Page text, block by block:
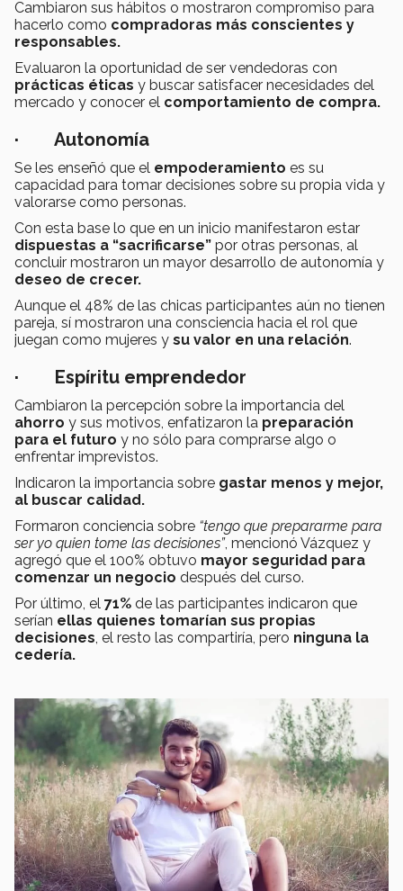
Cambiaron sus hábitos o mostraron compromiso para
hacerlo como compradoras más conscientes y
responsables.
Evaluaron la oportunidad de ser vendedoras con
prácticas éticas y buscar satisfacer necesidades del
mercado y conocer el comportamiento de compra.
· Autonomía
Se les enseñó que el empoderamiento es su
capacidad para tomar decisiones sobre su propia vida y
valorarse como personas.
Con esta base lo que en un inicio manifestaron estar
dispuestas a “sacrificarse” por otras personas, al
concluir mostraron un mayor desarrollo de autonomía y
deseo de crecer.
Aunque el 48% de las chicas participantes aún no tienen
pareja, sí mostraron una consciencia hacia el rol que
juegan como mujeres y su valor en una relación.
· Espíritu emprendedor
Cambiaron la percepción sobre la importancia del
ahorro y sus motivos, enfatizaron la preparación
para el futuro y no sólo para comprarse algo o
enfrentar imprevistos.
Indicaron la importancia sobre gastar menos y mejor,
al buscar calidad.
Formaron conciencia sobre “tengo que prepararme para
ser yo quien tome las decisiones”, mencionó Vázquez y
agregó que el 100% obtuvo mayor seguridad para
comenzar un negocio después del curso.
Por último, el 71% de las participantes indicaron que
serían ellas quienes tomarían sus propias
decisiones, el resto las compartiría, pero ninguna la
cedería.